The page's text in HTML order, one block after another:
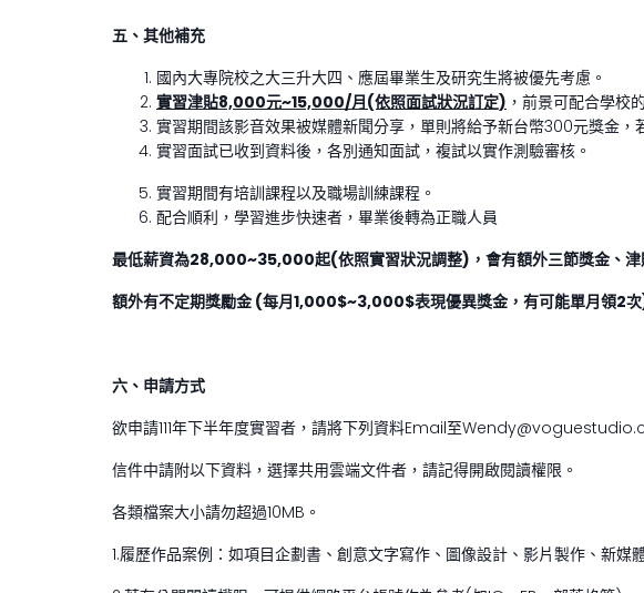
五、其他補充
國內大專院校之大三升大四、應屆畢業生及研究生將被優先考慮。
實習津貼8,000元~15,000/月(依照面試狀況訂定) ，前景可配合學校
實習期間該影音效果被媒體新聞分享，單則將給予新台幣300元獎金
實習面試已收到資料後，各別通知面試，複試以實作測驗審核。
實習期間有培訓課程以及職場訓練課程。
配合順利，學習進步快速者，畢業後轉為正職人員
最低薪資為28,000~35,000起(依照實習狀況調整)，會有額外三節獎金、
額外有不定期獎勵金 (每月1,000$~3,000$表現優異獎金，有可能單月領2次
六、申請方式
欲申請111年下半年度實習者，請將下列資料Email至
信件中請附以下資料，選擇共用雲端文件者，請記得開啟閱讀權限。
各類檔案大小請勿超過10MB。
1.履歷作品案例：如項目企劃書、創意文字寫作、圖像設計、影片製作、新媒